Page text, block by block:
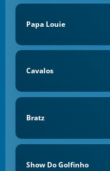
Papa Louie
Cavalos
Bratz
Show Do Golfinho